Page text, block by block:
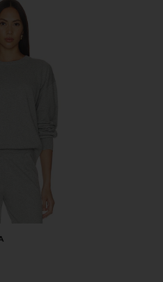
ИЗ ХЛОПКА И КАШЕМИРА BROCK